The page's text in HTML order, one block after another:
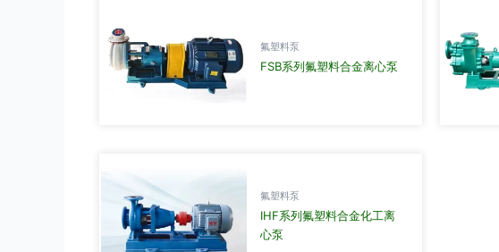
氟塑料泵
FSB系列氟塑料合金离心泵
氟塑料泵
IHF系列氟塑料合金化工离
心泵